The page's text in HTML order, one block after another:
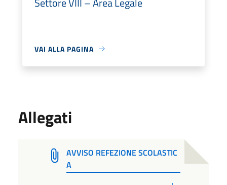
VAI ALLA PAGINA
Allegati
AVVISO REFEZIONE SCOLASTIC
A